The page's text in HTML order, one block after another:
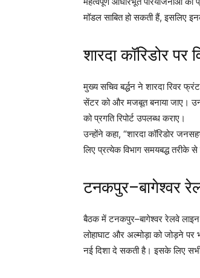
मॉडल साबित हो सकती हैं, इसलिए
शारदा कॉरिडोर पर
मुख्य सचिव बर्द्धन ने शारदा रिवर
सेंटर को और मजबूत बनाया जाए।
को प्रगति रिपोर्ट उपलब्ध कराए।
उन्होंने कहा, “शारदा कॉरिडोर
लिए प्रत्येक विभाग समयबद्ध तरीके से
टनकपुर–बागेश्वर
बैठक में टनकपुर–बागेश्वर रेलवे लाइन
लोहाघाट और अल्मोड़ा को जोड़ने पर
नई दिशा दे सकती है। इसके लिए